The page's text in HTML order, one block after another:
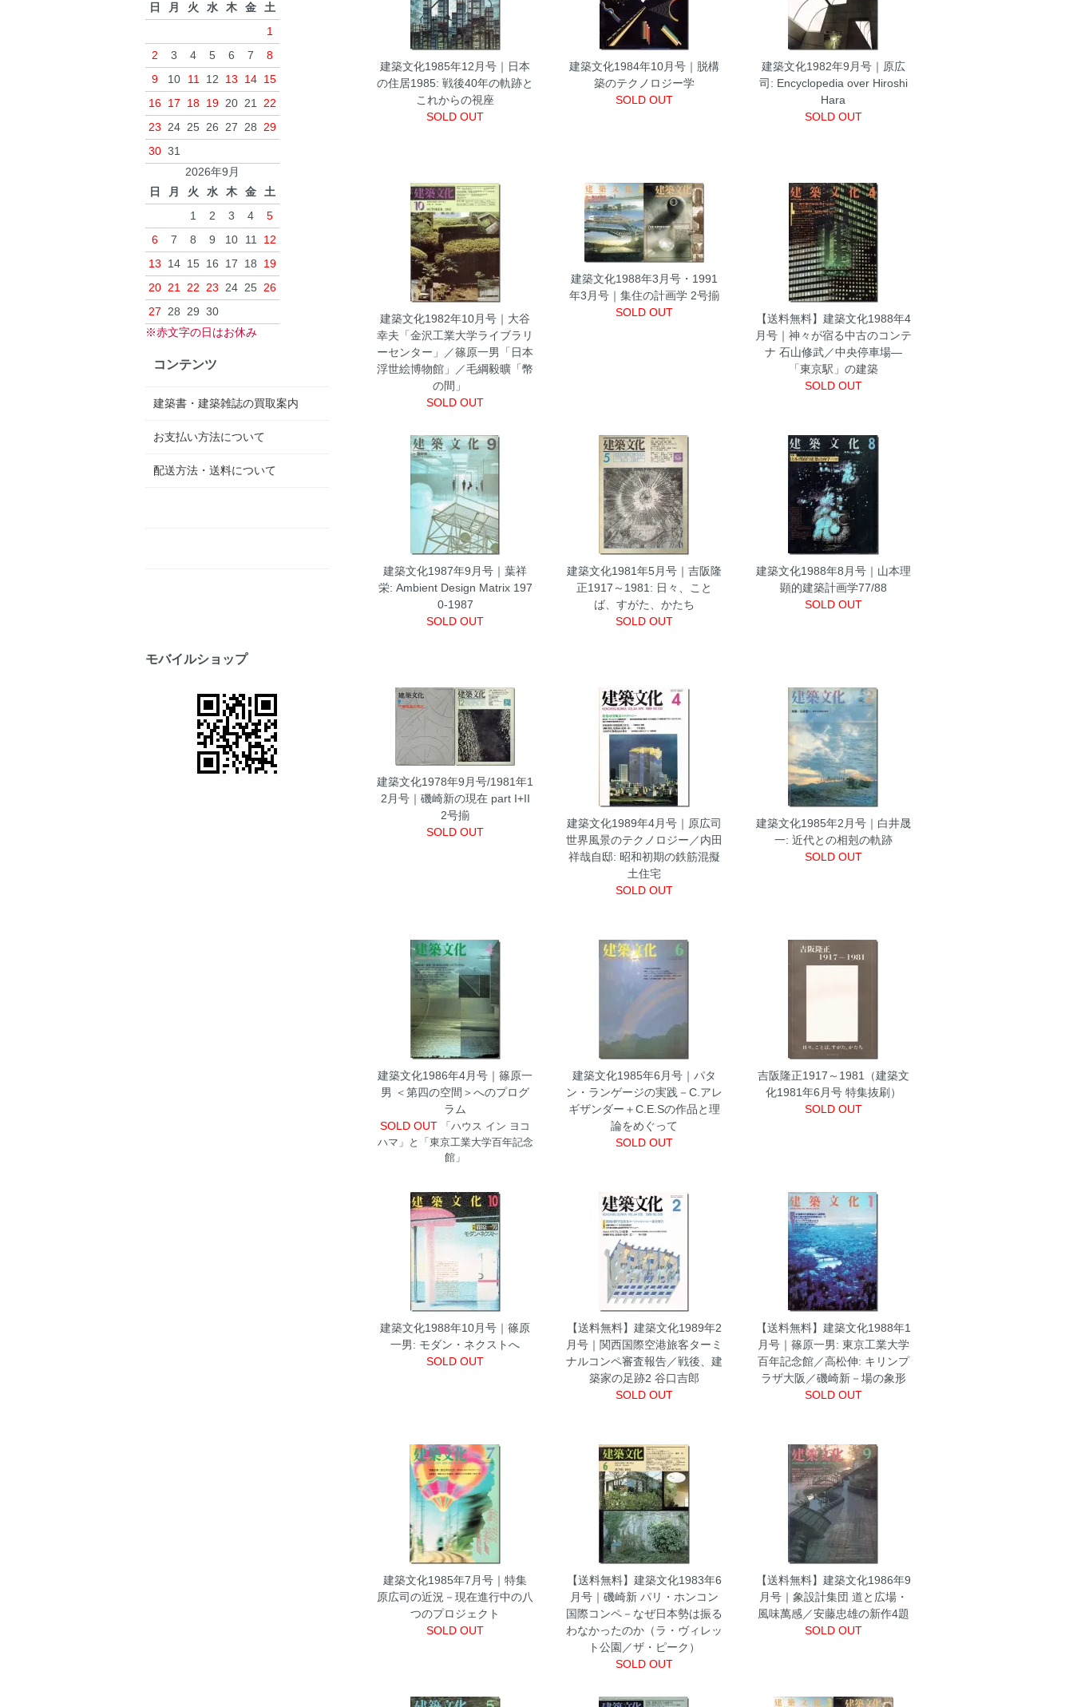
建築文化1985年12月号｜日本
の住居1985: 戦後40年の軌跡と
これからの視座
SOLD OUT
建築文化1984年10月号｜脱構
築のテクノロジー学
SOLD OUT
建築文化1982年9月号｜原広
司: Encyclopedia over Hiroshi
Hara
SOLD OUT
建築文化1982年10月号｜大谷
幸夫「金沢工業大学ライブラリ
ーセンター」／篠原一男「日本
浮世絵博物館」／毛綱毅曠「幣
の間」
SOLD OUT
建築文化1988年3月号・1991
年3月号｜集住の計画学 2号揃
SOLD OUT
【送料無料】建築文化1988年4
月号｜神々が宿る中古のコンテ
ナ 石山修武／中央停車場―
「東京駅」の建築
SOLD OUT
建築文化1987年9月号｜葉祥
栄: Ambient Design Matrix 197
0-1987
SOLD OUT
建築文化1981年5月号｜吉阪隆
正1917～1981: 日々、こと
ば、すがた、かたち
SOLD OUT
建築文化1988年8月号｜山本理
顕的建築計画学77/88
SOLD OUT
建築文化1978年9月号/1981年1
2月号｜磯崎新の現在 part I+II
2号揃
SOLD OUT
建築文化1989年4月号｜原広司
世界風景のテクノロジー／内田
祥哉自邸: 昭和初期の鉄筋混擬
土住宅
SOLD OUT
建築文化1985年2月号｜白井晟
一: 近代との相剋の軌跡
SOLD OUT
建築文化1986年4月号｜篠原一
男 ＜第四の空間＞へのプログ
ラム
SOLD OUT
「ハウス イン ヨコ
ハマ」と「東京工業大学百年記念
館」
建築文化1985年6月号｜パタ
ン・ランゲージの実践－C.アレ
ギザンダー＋C.E.Sの作品と理
論をめぐって
SOLD OUT
吉阪隆正1917～1981（建築文
化1981年6月号 特集抜刷）
SOLD OUT
建築文化1988年10月号｜篠原
一男: モダン・ネクストへ
SOLD OUT
【送料無料】建築文化1989年2
月号｜関西国際空港旅客ターミ
ナルコンペ審査報告／戦後、建
築家の足跡2 谷口吉郎
SOLD OUT
【送料無料】建築文化1988年1
月号｜篠原一男: 東京工業大学
百年記念館／高松伸: キリンプ
ラザ大阪／磯崎新－場の象形
SOLD OUT
建築文化1985年7月号｜特集
原広司の近況－現在進行中の八
つのプロジェクト
SOLD OUT
【送料無料】建築文化1983年6
月号｜磯崎新 パリ・ホンコン
国際コンペ－なぜ日本勢は振る
わなかったのか（ラ・ヴィレッ
ト公園／ザ・ピーク）
SOLD OUT
【送料無料】建築文化1986年9
月号｜象設計集団 道と広場・
風味萬感／安藤忠雄の新作4題
SOLD OUT
日
月 火 水 木 金
土
1
2
3 4 5 6 7
8
9
10 11 12 13 14 15
16 17 18 19 20 21 22
23 24 25 26 27 28 29
30 31
2026年9月
日
月 火 水 木 金
土
1
2 3 4
5
6
7 8 9 10 11
12
13
14 15 16 17 18
19
20 21 22 23 24 25 26
27 28 29 30
※赤文字の日はお休み
コンテンツ
建築書・建築雑誌の買取案内
お支払い方法について
配送方法・送料について
モバイルショップ